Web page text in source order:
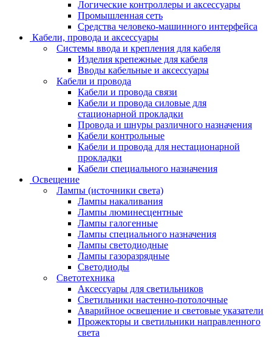
Логические контроллеры и аксессуары
Промышленная сеть
Средства человеко-машинного интерфейса
Кабели, провода и аксессуары
Системы ввода и крепления для кабеля
Изделия крепежные для кабеля
Вводы кабельные и аксессуары
Кабели и провода
Кабели и провода связи
Кабели и провода силовые для
стационарной прокладки
Провода и шнуры различного назначения
Кабели контрольные
Кабели и провода для нестационарной
прокладки
Кабели специального назначения
Освещение
Лампы (источники света)
Лампы накаливания
Лампы люминесцентные
Лампы галогенные
Лампы специального назначения
Лампы светодиодные
Лампы газоразрядные
Светодиоды
Светотехника
Аксессуары для светильников
Светильники настенно-потолочные
Аварийное освещение и световые указатели
Прожекторы и светильники направленного
света